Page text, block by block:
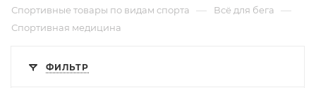
Спортивные товары по видам спорта — Всё для бега —
Спортивная медицина
ФИЛЬТР